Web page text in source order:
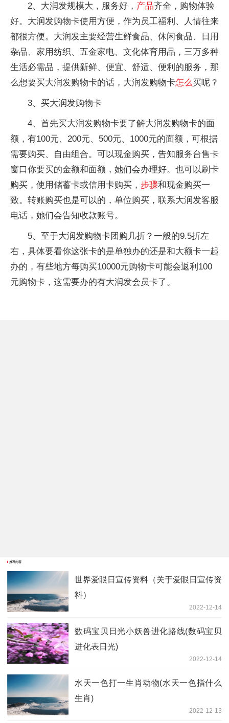
2、大润发规模大，服务好， 产品齐全，购物体验
好。大润发购物卡使用方便，作为员工福利、人情往来
都很方便。大润发主要经营生鲜食品、休闲食品、日用
杂品、家用纺织、五金家电、文化体育用品，三万多种
生活必需品，提供新鲜、便宜、舒适、便利的服务，那
么想要买大润发购物卡的话，大润发购物卡怎么买呢？
3、买大润发购物卡
4、首先买大润发购物卡要了解大润发购物卡的面
额，有100元、200元、500元、1000元的面额，可根据
需要购买、自由组合。可以现金购买，告知服务台售卡
窗口你要买的金额和面额，她们会办理好。也可以刷卡
购买，使用储蓄卡或信用卡购买， 步骤和现金购买一
致。转账购买也是可以的，单位购买，联系大润发客服
电话，她们会告知收款账号。
5、至于大润发购物卡团购几折？一般的9.5折左
右，具体要看你这张卡的是单独办的还是和大额卡一起
办的，有些地方每购买10000元购物卡可能会返利100
元购物卡，这需要办的有大润发会员卡了。
推荐内容
世界爱眼日宣传资料（关于爱眼日宣传资
料）
2022-12-14
数码宝贝日光小妖兽进化路线(数码宝贝
进化表日光)
2022-12-14
水天一色打一生肖动物(水天一色指什么
生肖)
2022-12-13